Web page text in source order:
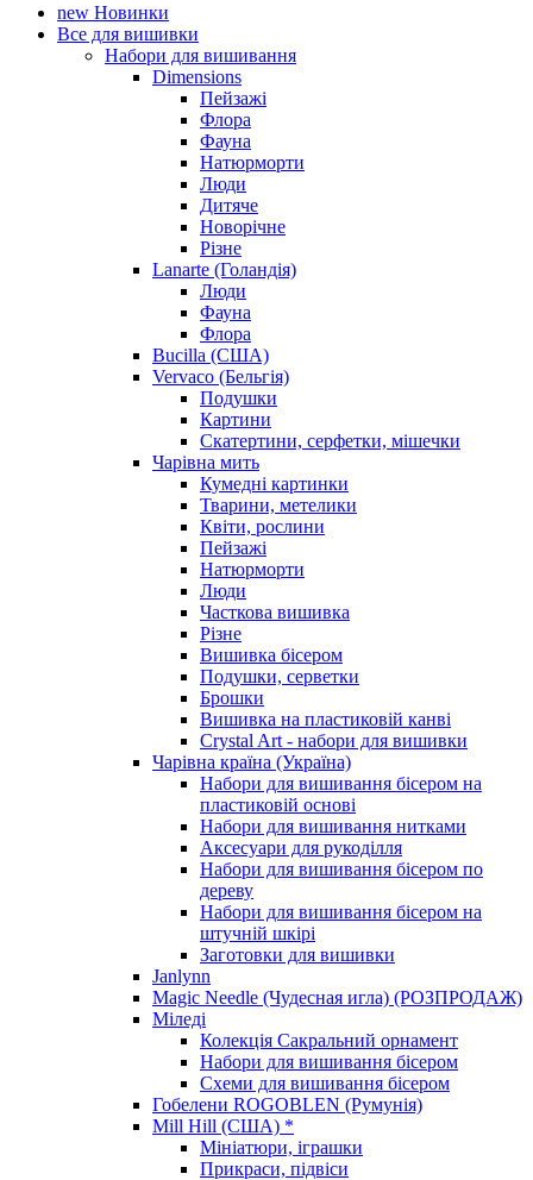
new Новинки
Все для вишивки
Набори для вишивання
Dimensions
Пейзажі
Флора
Фауна
Натюрморти
Люди
Дитяче
Новорічне
Різне
Lanarte (Голандія)
Люди
Фауна
Флора
Bucilla (США)
Vervaco (Бельгія)
Подушки
Картини
Скатертини, серфетки, мішечки
Чарiвна мить
Кумедні картинки
Тварини, метелики
Квіти, рослини
Пейзажі
Натюрморти
Люди
Часткова вишивка
Різне
Вишивка бісером
Подушки, серветки
Брошки
Вишивка на пластиковій канві
Crystal Art - набори для вишивки
Чарівна країна (Україна)
Набори для вишивання бісером на
пластиковій основі
Набори для вишивання нитками
Аксесуари для рукоділля
Набори для вишивання бісером по
дереву
Набори для вишивання бісером на
штучній шкірі
Заготовки для вишивки
Janlynn
Magic Needle (Чудесная игла) (РОЗПРОДАЖ)
Міледі
Колекція Сакральний орнамент
Набори для вишивання бісером
Схеми для вишивання бісером
Гобелени ROGOBLEN (Румунія)
Mill Hill (США) *
Мініатюри, іграшки
Прикраси, підвіси